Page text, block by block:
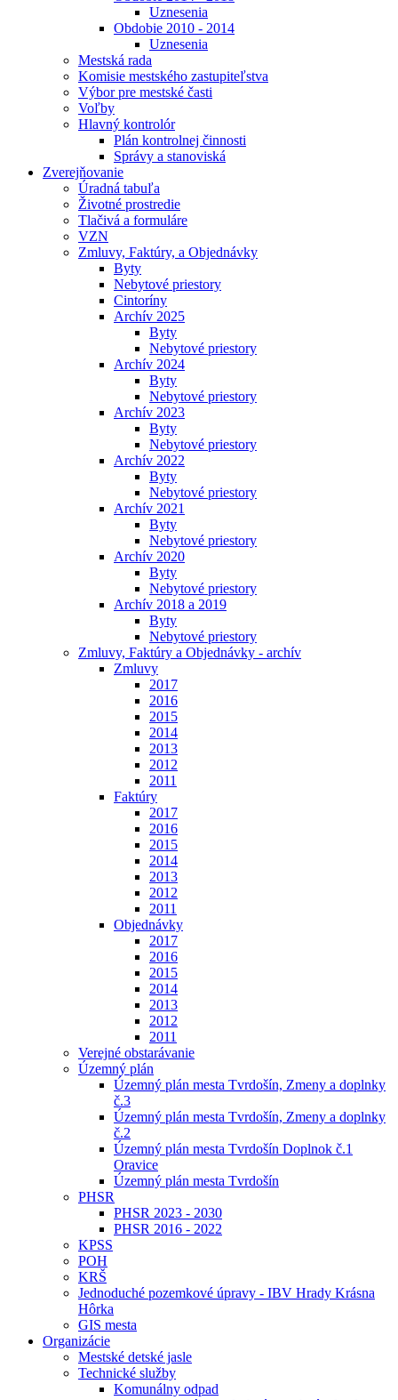
Uznesenia
Obdobie 2010 - 2014
Uznesenia
Mestská rada
Komisie mestského zastupiteľstva
Výbor pre mestské časti
Voľby
Hlavný kontrolór
Plán kontrolnej činnosti
Správy a stanoviská
Zverejňovanie
Úradná tabuľa
Životné prostredie
Tlačivá a formuláre
VZN
Zmluvy, Faktúry, a Objednávky
Byty
Nebytové priestory
Cintoríny
Archív 2025
Byty
Nebytové priestory
Archív 2024
Byty
Nebytové priestory
Archív 2023
Byty
Nebytové priestory
Archív 2022
Byty
Nebytové priestory
Archív 2021
Byty
Nebytové priestory
Archív 2020
Byty
Nebytové priestory
Archív 2018 a 2019
Byty
Nebytové priestory
Zmluvy, Faktúry a Objednávky - archív
Zmluvy
2017
2016
2015
2014
2013
2012
2011
Faktúry
2017
2016
2015
2014
2013
2012
2011
Objednávky
2017
2016
2015
2014
2013
2012
2011
Verejné obstarávanie
Územný plán
Územný plán mesta Tvrdošín, Zmeny a doplnky
č.3
Územný plán mesta Tvrdošín, Zmeny a doplnky
č.2
Územný plán mesta Tvrdošín Doplnok č.1
Oravice
Územný plán mesta Tvrdošín
PHSR
PHSR 2023 - 2030
PHSR 2016 - 2022
KPSS
POH
KRŠ
Jednoduché pozemkové úpravy - IBV Hrady Krásna
Hôrka
GIS mesta
Organizácie
Mestské detské jasle
Technické služby
Komunálny odpad